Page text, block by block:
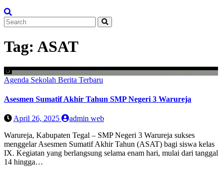
Tag: ASAT
Agenda Sekolah Berita Terbaru
Asesmen Sumatif Akhir Tahun SMP Negeri 3 Warureja
April 26, 2025
admin web
Warureja, Kabupaten Tegal – SMP Negeri 3 Warureja sukses
menggelar Asesmen Sumatif Akhir Tahun (ASAT) bagi siswa kelas
IX. Kegiatan yang berlangsung selama enam hari, mulai dari tanggal
14 hingga…